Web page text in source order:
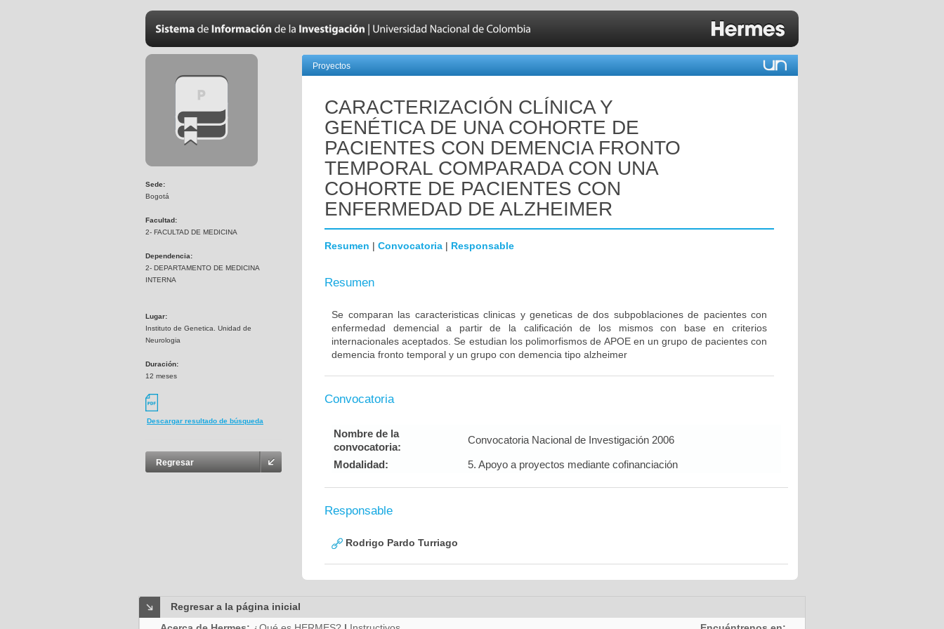
Sede:
Bogotá
Facultad:
2- FACULTAD DE MEDICINA
Dependencia:
2- DEPARTAMENTO DE MEDICINA
INTERNA
Lugar:
Instituto de Genetica. Unidad de
Neurologia
Duración:
12 meses
Descargar resultado de búsqueda
Regresar
Proyectos
CARACTERIZACIÓN CLÍNICA Y
GENÉTICA DE UNA COHORTE DE
PACIENTES CON DEMENCIA FRONTO
TEMPORAL COMPARADA CON UNA
COHORTE DE PACIENTES CON
ENFERMEDAD DE ALZHEIMER
Resumen | Convocatoria | Responsable
Resumen
Se comparan las caracteristicas clinicas y geneticas de dos subpoblaciones de pacientes con
enfermedad demencial a partir de la calificación de los mismos con base en criterios
internacionales aceptados. Se estudian los polimorfismos de APOE en un grupo de pacientes con
demencia fronto temporal y un grupo con demencia tipo alzheimer
Convocatoria
Nombre de la
convocatoria:
Convocatoria Nacional de Investigación 2006
Modalidad: 5. Apoyo a proyectos mediante cofinanciación
Responsable
Rodrigo Pardo Turriago
Regresar a la página inicial